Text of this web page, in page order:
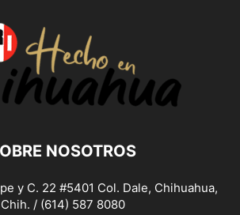
NOSOTROS
y C. 22 #5401 Col. Dale, Chihuahua,
Chih. / (614) 587 8080